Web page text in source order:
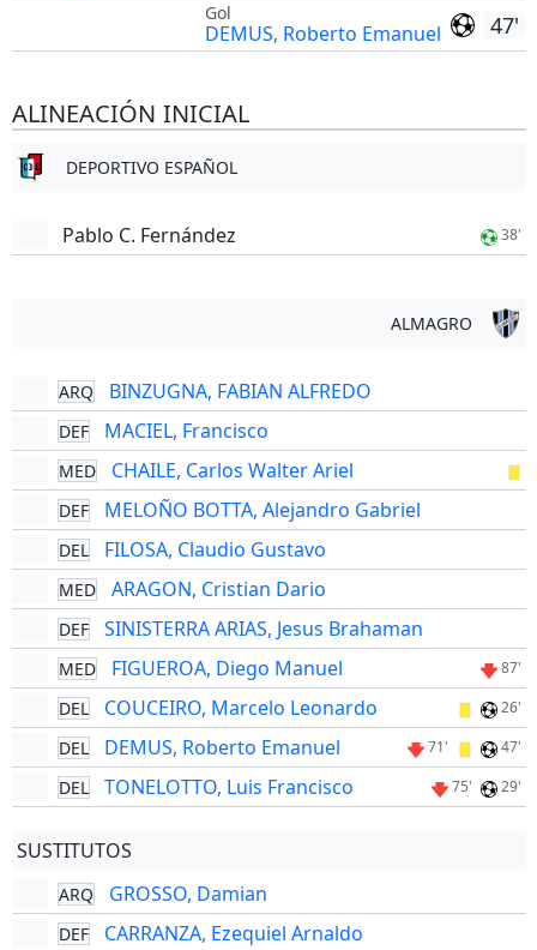
47'
Gol
DEMUS, Roberto Emanuel
ALINEACIÓN INICIAL
DEPORTIVO ESPAÑOL
Pablo C. Fernández 38'
ALMAGRO
ARQ BINZUGNA, FABIAN ALFREDO
DEF MACIEL, Francisco
MED CHAILE, Carlos Walter Ariel
DEF MELOÑO BOTTA, Alejandro Gabriel
DEL FILOSA, Claudio Gustavo
MED ARAGON, Cristian Dario
DEF SINISTERRA ARIAS, Jesus Brahaman
MED FIGUEROA, Diego Manuel 87'
DEL COUCEIRO, Marcelo Leonardo 26'
DEL DEMUS, Roberto Emanuel 71' 47'
DEL TONELOTTO, Luis Francisco 75' 29'
SUSTITUTOS
ARQ GROSSO, Damian
DEF CARRANZA, Ezequiel Arnaldo